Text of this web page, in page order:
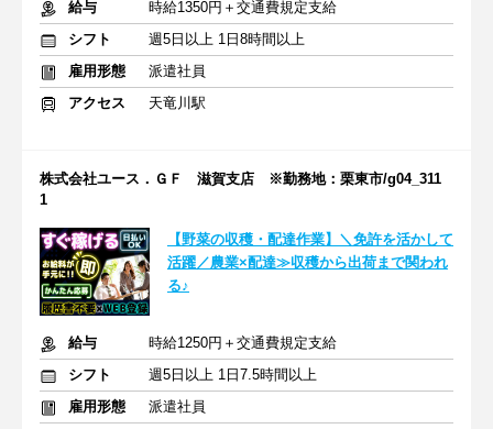
給与
時給1350円＋交通費規定支給
シフト
週5日以上 1日8時間以上
雇用形態
派遣社員
アクセス
天竜川駅
株式会社ユース．ＧＦ 滋賀支店 ※勤務地：栗東市/g04_311
1
【野菜の収穫・配達作業】＼免許を活かして
活躍／農業×配達≫収穫から出荷まで関われ
る♪
給与
時給1250円＋交通費規定支給
シフト
週5日以上 1日7.5時間以上
雇用形態
派遣社員